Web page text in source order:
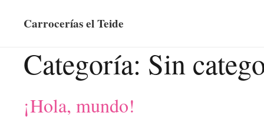
Carrocerías el Teide
Categoría: Sin
¡Hola, mundo!